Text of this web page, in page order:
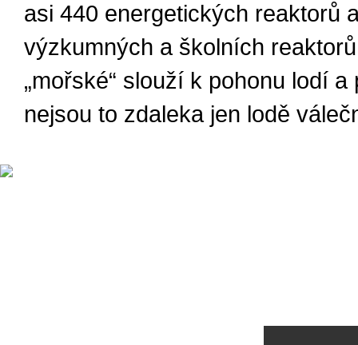
asi 440 energetických reaktorů
výzkumných a školních
„mořské“ slouží k pohonu lodí a
nejsou to zdaleka jen lodě